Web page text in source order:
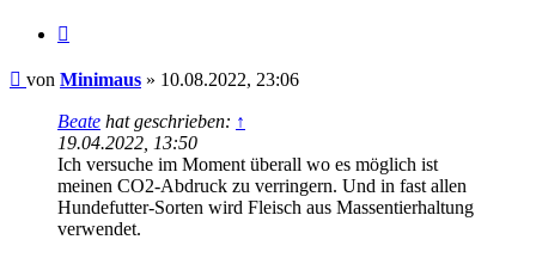
Beitrag
von Minimaus » 10.08.2022, 23:06
Beate hat geschrieben: ↑
19.04.2022, 13:50
Ich versuche im Moment überall wo es möglich ist
meinen CO2-Abdruck zu verringern. Und in fast allen
Hundefutter-Sorten wird Fleisch aus Massentierhaltung
verwendet.